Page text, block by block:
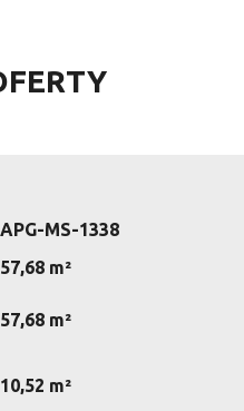
APG-MS-1338
57,68 m²
57,68 m²
10,52 m²